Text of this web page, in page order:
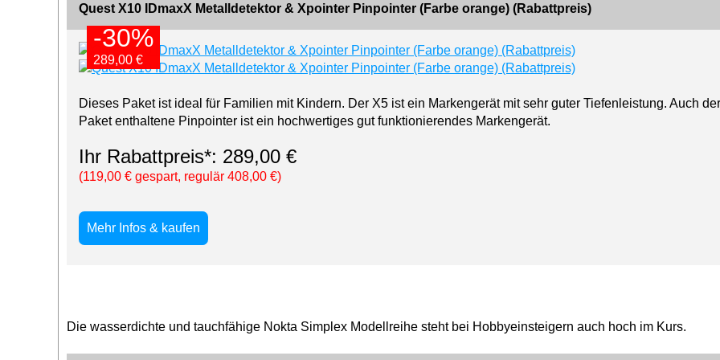
Quest X10 IDmaxX Metalldetektor & Xpointer Pinpointer (Farbe orange) (Rabattpreis)
-30%
289,00 €
-30%
289,00 €
Dieses Paket ist ideal für Familien mit Kindern. Der X5 ist ein Markengerät mit sehr guter Tiefenleistung. Auch
Paket enthaltene Pinpointer ist ein hochwertiges gut funktionierendes Markengerät.
Ihr Rabattpreis*: 289,00 €
(119,00 € gespart, regulär 408,00 €)
Mehr Infos & kaufen
Die wasserdichte und tauchfähige Nokta Simplex Modellreihe steht bei Hobbyeinsteigern auch hoch im Kurs.